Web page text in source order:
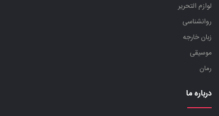
لوازم التحریر
روانشناسی
زبان خارجه
موسیقی
رمان
درباره ما